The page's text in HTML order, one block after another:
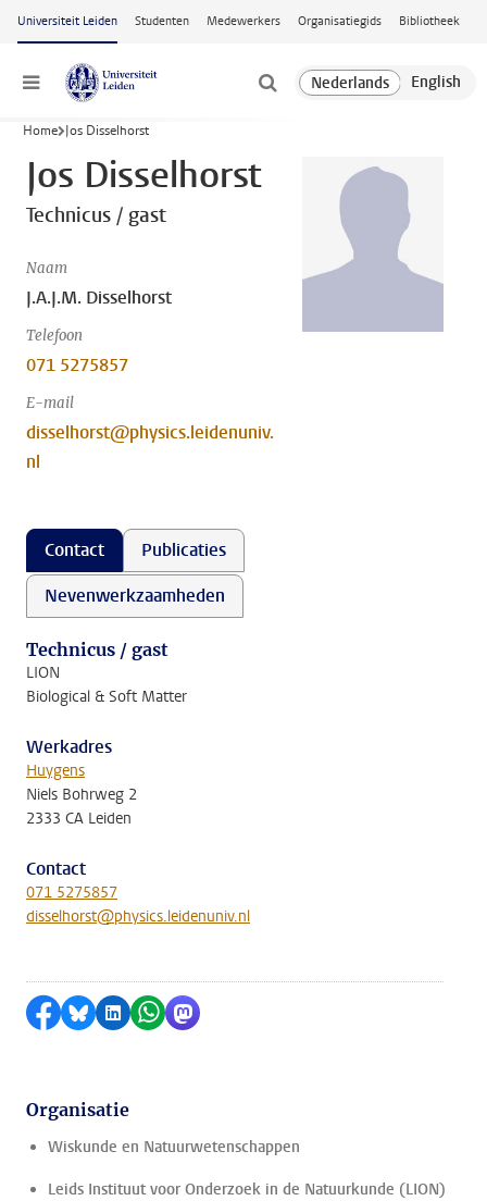
Ga naar hoofdinhoud
Universiteit Leiden Studenten Medewerkers Organisatiegids Bibliotheek
Menu
Home Jos Disselhorst
Jos Disselhorst
Technicus / gast
Naam
J.A.J.M. Disselhorst
Telefoon
071 5275857
E-mail
disselhorst@physics.leidenuniv.
nl
Contact
Publicaties
Nevenwerkzaamheden
Technicus / gast
LION
Biological & Soft Matter
Werkadres
Huygens
Niels Bohrweg 2
2333 CA Leiden
Contact
071 5275857
disselhorst@physics.leidenuniv.nl
Delen op Facebook
Delen via Bluesky
Delen op LinkedIn
Delen via WhatsApp
Delen via Mastodon
Organisatie
Wiskunde en Natuurwetenschappen
Leids Instituut voor Onderzoek in de Natuurkunde (LION)